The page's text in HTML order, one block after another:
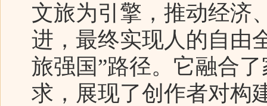
文旅为引擎，推动经济
进，最终实现人的自由
旅强国”路径。它融合
求，展现了创作者对构